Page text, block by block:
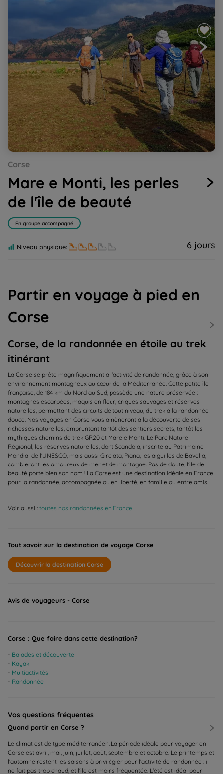
to
1
to
2
to
3
to
4 5
Corse
Mare e Monti, les perles
de l'île de beauté
En groupe accompagné
Niveau physique: 6 jours
Partir en voyage à pied en
Corse
Corse, de la randonnée en étoile au trek
itinérant
La Corse se prête magnifiquement à l'activité de randonnée, grâce à son
environnement montagneux au cœur de la Méditerranée. Cette petite île
française, de 184 km du Nord au Sud, possède une nature préservée :
montagnes escarpées, maquis en fleur, criques sauvages et réserves
naturelles, permettant des circuits de tout niveau, du trek à la randonnée
douce. Nos voyages en Corse vous amèneront à la découverte de ses
richesses naturelles, empruntant tantôt des sentiers secrets, tantôt les
mythiques chemins de trek GR20 et Mare e Monti. Le Parc Naturel
Régional, les réserves naturelles, dont Scandola, inscrite au Patrimoine
Mondial de l'UNESCO, mais aussi Girolata, Piana, les aiguilles de Bavella,
combleront les amoureux de mer et de montagne. Pas de doute, l'île de
beauté porte bien son nom ! La Corse est une destination idéale en France
pour la randonnée, accompagnée ou en liberté, en famille ou entre amis.
Voir aussi : toutes nos randonnées en France
Tout savoir sur la destination de voyage Corse
Découvrir la destination Corse
Avis de voyageurs - Corse
Corse : Que faire dans cette destination?
Balades et découverte
Kayak
Multiactivités
Randonnée
Vos questions fréquentes
Quand partir en Corse ?
Le climat est de type méditerranéen. La période idéale pour voyager en
Corse est avril, mai, juin, juillet, août, septembre et octobre. Le printemps et
l'automne restent les saisons à privilégier pour l'activité de randonnée : il
ne fait pas trop chaud, et l'île est moins fréquentée. L'été est idéal pour